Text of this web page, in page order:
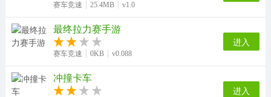
赛车竞速 25.4MB v1.0
最终拉力赛手游
赛车竞速 0KB v0.088
进入
冲撞卡车
进入